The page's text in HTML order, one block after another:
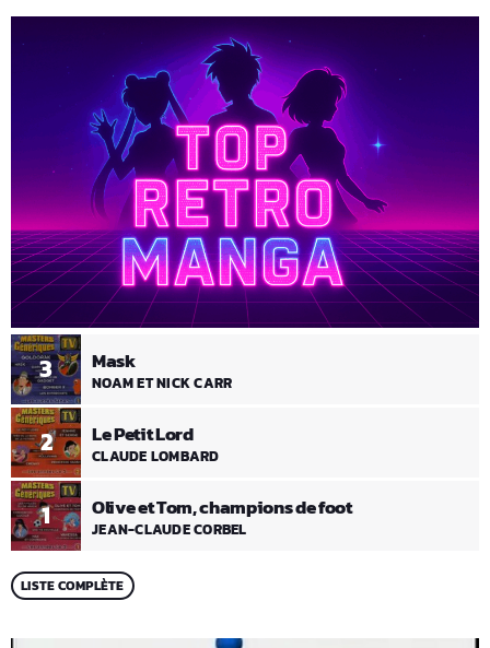
1 Olive et Tom, champions de foot
JEAN-CLAUDE CORBEL
2 Le Petit Lord
CLAUDE LOMBARD
3 Mask
NOAM ET NICK CARR
LISTE COMPLÈTE